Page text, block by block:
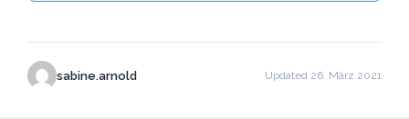
sabine.arnold Updated 26. März 2021